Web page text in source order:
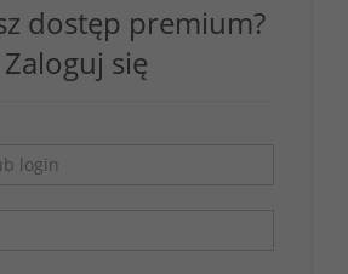
dostęp premium?
Zaloguj się